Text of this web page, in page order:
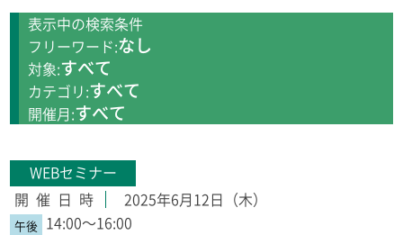
表示中の検索条件
フリーワード:なし
対象:すべて
カテゴリ:すべて
開催月:すべて
WEBセミナー
2025年6月12日（木）
14:00～16:00